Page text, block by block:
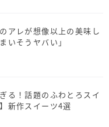
アレが想像以上の美味し
いそうヤバい」
る！話題のふわとろスイ
新作スイーツ4選